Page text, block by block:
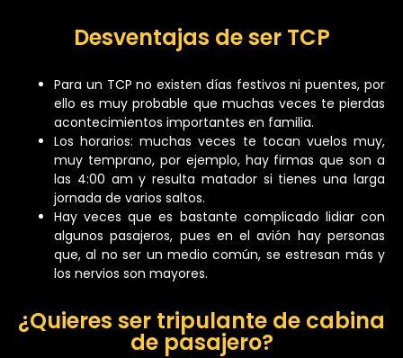
Desventajas de ser TCP
Para un TCP no existen días festivos ni puentes, por
ello es muy probable que muchas veces te pierdas
acontecimientos importantes en familia.
Los horarios: muchas veces te tocan vuelos muy,
muy temprano, por ejemplo, hay firmas que son a
las 4:00 am y resulta matador si tienes una larga
jornada de varios saltos.
Hay veces que es bastante complicado lidiar con
algunos pasajeros, pues en el avión hay personas
que, al no ser un medio común, se estresan más y
los nervios son mayores.
¿Quieres ser tripulante de cabina
de pasajero?